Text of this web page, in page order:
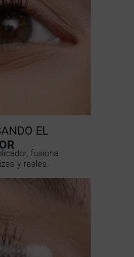
EL
fusiona
y reales.